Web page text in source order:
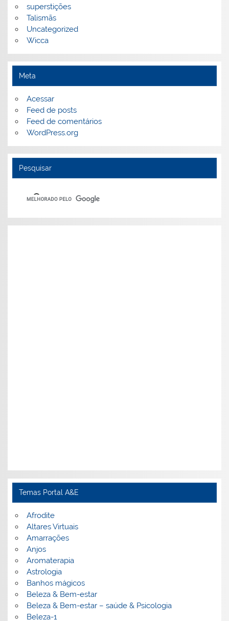
superstições
Talismãs
Uncategorized
Wicca
Meta
Acessar
Feed de posts
Feed de comentários
WordPress.org
Pesquisar
Temas Portal A&E
Afrodite
Altares Virtuais
Amarrações
Anjos
Aromaterapia
Astrologia
Banhos mágicos
Beleza & Bem-estar
Beleza & Bem-estar – saúde & Psicologia
Beleza-1